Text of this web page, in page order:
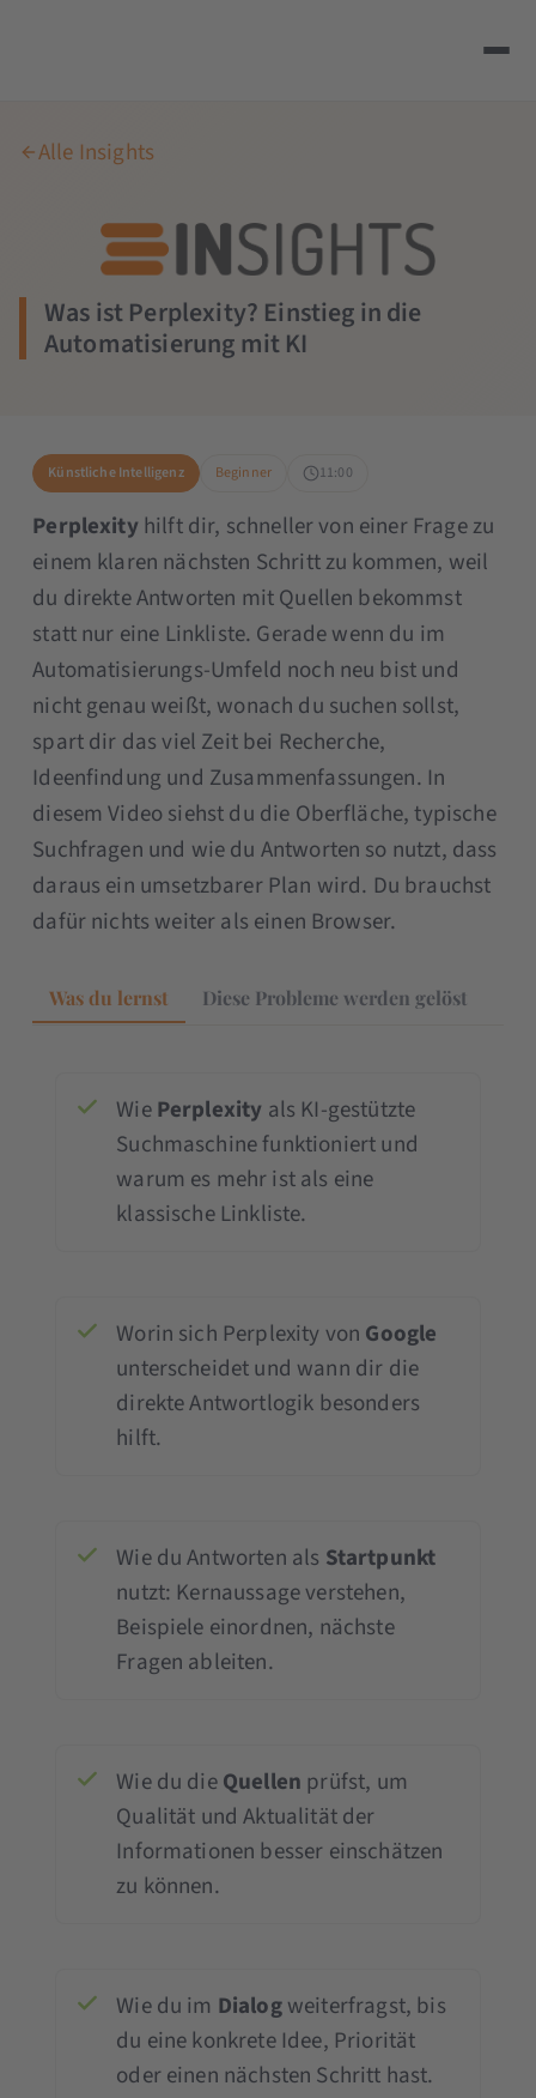
Alle Insights
Was ist Perplexity? Einstieg in die
Automatisierung mit KI
Künstliche Intelligenz Beginner 11:00
Perplexity hilft dir, schneller von einer Frage zu
einem klaren nächsten Schritt zu kommen, weil
du direkte Antworten mit Quellen bekommst
statt nur eine Linkliste. Gerade wenn du im
Automatisierungs-Umfeld noch neu bist und
nicht genau weißt, wonach du suchen sollst,
spart dir das viel Zeit bei Recherche,
Ideenfindung und Zusammenfassungen. In
diesem Video siehst du die Oberfläche, typische
Suchfragen und wie du Antworten so nutzt, dass
daraus ein umsetzbarer Plan wird. Du brauchst
dafür nichts weiter als einen Browser.
Was du lernst Diese Probleme werden gelöst
WiePerplexity als KI-gestützte
Suchmaschine funktioniert und
warum es mehr ist als eine
klassische Linkliste.
Worin sich Perplexity von Google
unterscheidet und wann dir die
direkte Antwortlogik besonders
hilft.
Wie du Antworten als Startpunkt
nutzt: Kernaussage verstehen,
Beispiele einordnen, nächste
Fragen ableiten.
Wie du dieQuellen prüfst, um
Qualität und Aktualität der
Informationen besser einschätzen
zu können.
Wie du im Dialogweiterfragst, bis
du eine konkrete Idee, Priorität
oder einen nächsten Schritt hast.